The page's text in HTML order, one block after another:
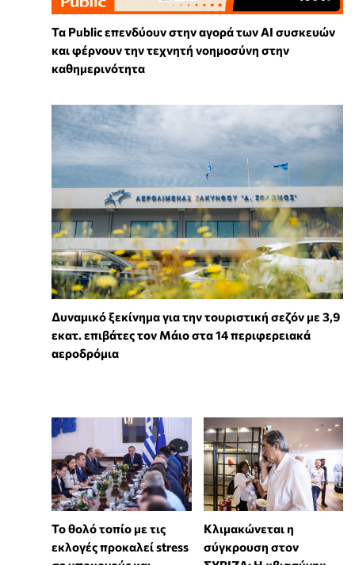
Τα Public επενδύουν στην αγορά των AI συσκευών
και φέρνουν την τεχνητή νοημοσύνη στην
καθημερινότητα
Δυναμικό ξεκίνημα για την τουριστική σεζόν με 3,9
εκατ. επιβάτες τον Μάιο στα 14 περιφερειακά
αεροδρόμια
Το θολό τοπίο με τις
εκλογές προκαλεί stress
Κλιμακώνεται η
σύγκρουση στον